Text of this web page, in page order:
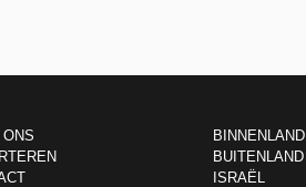
BINNENLAND
BUITENLAND
ISRAËL